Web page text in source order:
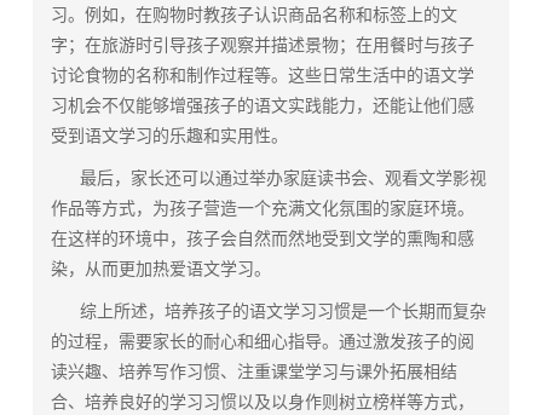
习。例如，在购物时教孩子认识商品名称和标签上的文
字；在旅游时引导孩子观察并描述景物；在用餐时与孩子
讨论食物的名称和制作过程等。这些日常生活中的语文学
习机会不仅能够增强孩子的语文实践能力，还能让他们感
受到语文学习的乐趣和实用性。
最后，家长还可以通过举办家庭读书会、观看文学影视
作品等方式，为孩子营造一个充满文化氛围的家庭环境。
在这样的环境中，孩子会自然而然地受到文学的熏陶和感
染，从而更加热爱语文学习。
综上所述，培养孩子的语文学习习惯是一个长期而复杂
的过程，需要家长的耐心和细心指导。通过激发孩子的阅
读兴趣、培养写作习惯、注重课堂学习与课外拓展相结
合、培养良好的学习习惯以及以身作则树立榜样等方式，